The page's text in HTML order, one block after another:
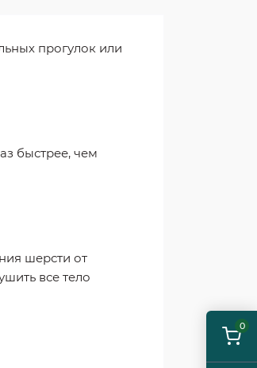
0
прогулок или
быстрее, чем
шерсти от
все тело